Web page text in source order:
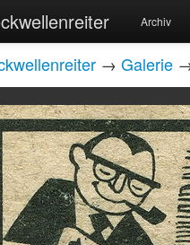
Archiv
→ Galerie